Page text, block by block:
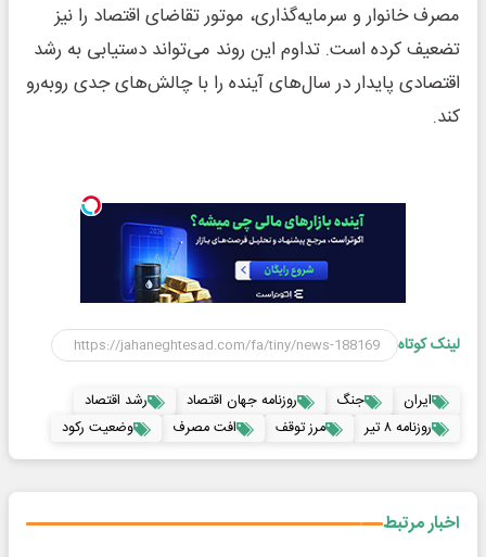
مصرف خانوار و سرمایه‌گذاری، موتور تقاضای اقتصاد را نیز
تضعیف کرده است. تداوم این روند می‌تواند دستیابی به رشد
اقتصادی پایدار در سال‌های آینده را با چالش‌های جدی روبه‌رو
کند.
لینک کوتاه
ایران جنگ روزنامه جهان اقتصاد
رشد اقتصاد
روزنامه ۸ تیر
مرز توقف افت مصرف وضعیت رکود
اخبار مرتبط